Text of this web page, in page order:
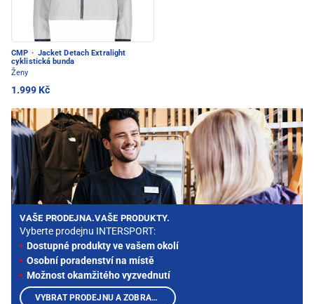
CMP · Jacket Detach Extralight
cyklistická bunda
Ženy
1.999 Kč
VAŠE PRODEJNA.VAŠE PRODUKTY.
Vyberte prodejnu INTERSPORT:
Dostupné produkty ve vašem okolí
Osobní poradenství na místě
Možnost okamžitého vyzvednutí
VYBRAT PRODEJNU A ZOBRAZIT PRODUKTY